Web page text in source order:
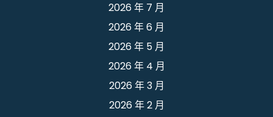
2026 年 7 月
2026 年 6 月
2026 年 5 月
2026 年 4 月
2026 年 3 月
2026 年 2 月